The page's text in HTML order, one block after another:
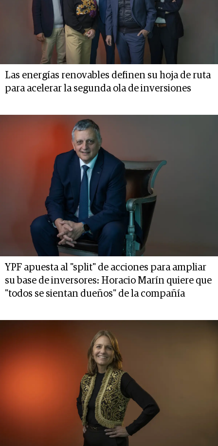
Las energías renovables definen su hoja de ruta
para acelerar la segunda ola de inversiones
YPF apuesta al "split" de acciones para ampliar
su base de inversores: Horacio Marín quiere que
"todos se sientan dueños" de la compañía